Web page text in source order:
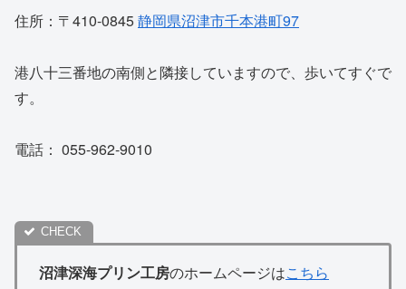
住所：〒410-0845静岡県沼津市千本港町97
港八十三番地の南側と隣接していますので、歩いてすぐで
す。
電話： 055-962-9010
沼津深海プリン工房のホームページはこちら